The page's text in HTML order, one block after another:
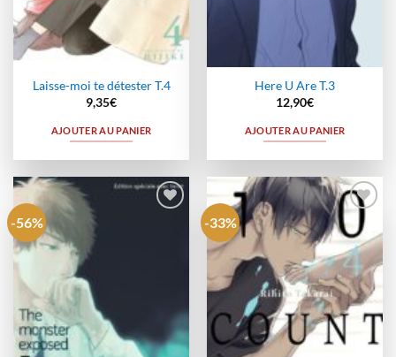
Laisse-moi te détester T.4
9,35€
AJOUTER AU PANIER
Here U Are T.3
12,90€
AJOUTER AU PANIER
-56% -33%
Ajouter
à la
wishlist